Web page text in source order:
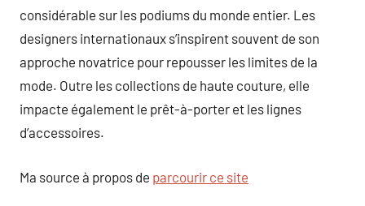
considérable sur les podiums du monde entier. Les
designers internationaux s’inspirent souvent de son
approche novatrice pour repousser les limites de la
mode. Outre les collections de haute couture, elle
impacte également le prêt-à-porter et les lignes
d’accessoires.
Ma source à propos de parcourir ce site